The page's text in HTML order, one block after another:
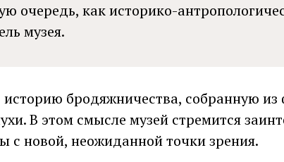
очередь, как историко-
музея.
бродяжничества, собранную из
В этом смысле музей стремится
с новой, неожиданной точки зрения.